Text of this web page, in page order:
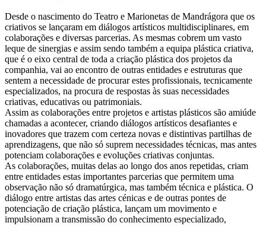
Desde o nascimento do Teatro e Marionetas de Mandrágora que os
criativos se lançaram em diálogos artísticos multidisciplinares, em
colaborações e diversas parcerias. As mesmas cobrem um vasto
leque de sinergias e assim sendo também a equipa plástica criativa,
que é o eixo central de toda a criação plástica dos projetos da
companhia, vai ao encontro de outras entidades e estruturas que
sentem a necessidade de procurar estes profissionais, tecnicamente
especializados, na procura de respostas às suas necessidades
criativas, educativas ou patrimoniais.
Assim as colaborações entre projetos e artistas plásticos são amiúde
chamadas a acontecer, criando diálogos artísticos desafiantes e
inovadores que trazem com certeza novas e distintivas partilhas de
aprendizagens, que não só suprem necessidades técnicas, mas antes
potenciam colaborações e evoluções criativas conjuntas.
As colaborações, muitas delas ao longo dos anos repetidas, criam
entre entidades estas importantes parcerias que permitem uma
observação não só dramatúrgica, mas também técnica e plástica. O
diálogo entre artistas das artes cénicas e de outras pontes de
potenciação de criação plástica, lançam um movimento e
impulsionam a transmissão do conhecimento especializado,